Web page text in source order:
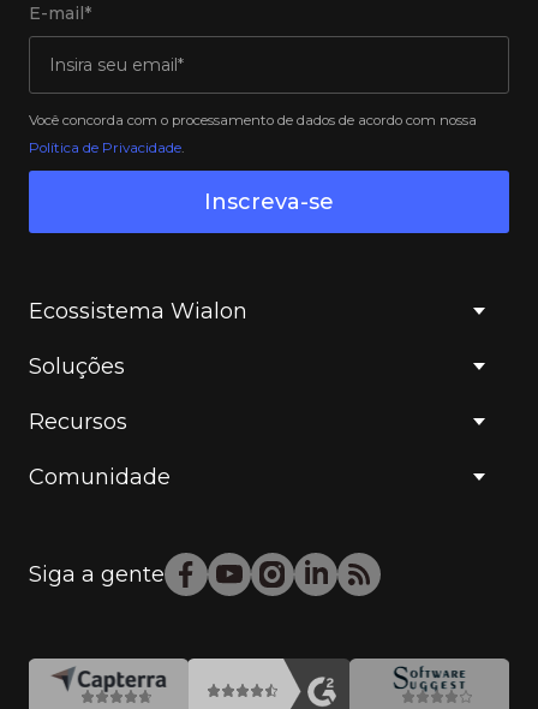
E-mail*
Você concorda com o processamento de dados de acordo com nossa
Política de Privacidade.
Inscreva-se
Ecossistema Wialon
Soluções
Recursos
Comunidade
Siga a gente